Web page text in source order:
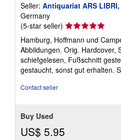
Seller: Antiquariat ARS
Germany
(5-star seller) Seller
rating
5
out
of
5
Hamburg, Hoffmann und
Abbildungen. Orig. Hardcover,
schiefgelesen, Fußschnitt
gestaucht, sonst gut erhalten.
Contact seller
Buy Used
US$ 5.95